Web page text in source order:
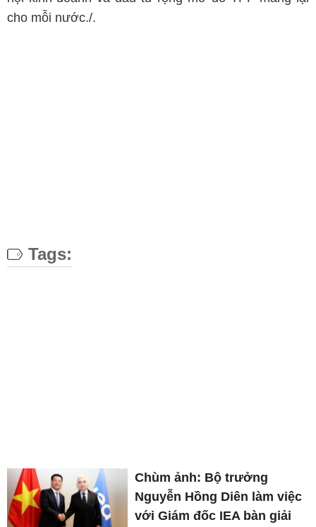
cho mỗi nước./.
Tags:
Chùm ảnh: Bộ trưởng
Nguyễn Hồng Diên làm việc
với Giám đốc IEA bàn giải